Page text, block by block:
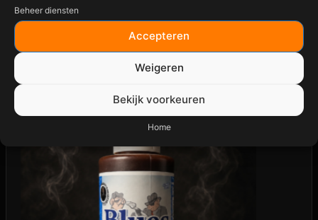
Beheer diensten
Accepteren
Weigeren
Bekijk voorkeuren
Home
✔ Getest op vuur